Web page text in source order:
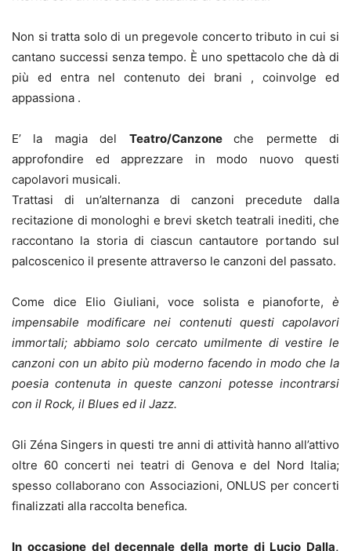
Non si tratta solo di un pregevole concerto tributo in cui si
cantano successi senza tempo. È uno spettacolo che dà di
più ed entra nel contenuto dei brani , coinvolge ed
appassiona .
E’ la magia del Teatro/Canzoneche permette di
approfondire ed apprezzare in modo nuovo questi
capolavori musicali.
Trattasi di un’alternanza di canzoni precedute dalla
recitazione di monologhi e brevi sketch teatrali inediti, che
raccontano la storia di ciascun cantautore portando sul
palcoscenico il presente attraverso le canzoni del passato.
Come dice Elio Giuliani, voce solista e pianoforte, è
impensabile modificare nei contenuti questi capolavori
immortali; abbiamo solo cercato umilmente di vestire le
canzoni con un abito più moderno facendo in modo che la
poesia contenuta in questecanzoni potesse incontrarsi
con il Rock, il Blues ed il Jazz.
Gli Zéna Singers in questi tre anni di attività hanno all’attivo
oltre 60 concerti nei teatri di Genova e del Nord Italia;
spesso collaborano con Associazioni, ONLUS per concerti
finalizzati alla raccolta benefica.
In occasione del decennale della morte di Lucio Dalla,